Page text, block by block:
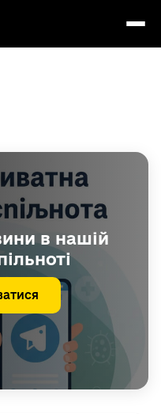
в нашій